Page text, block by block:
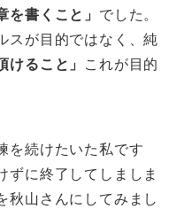
を書くこと」 でした。
スが目的ではなく、純
けること」 これが目的
を続けたいた私です
ずに終了してしましま
秋山さんにしてみまし